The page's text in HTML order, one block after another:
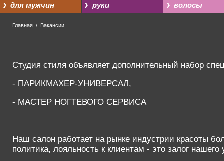
для мужчин руки волосы
Главная / Вакансии
Студия стиля объявляет дополнительный набор
- ПАРИКМАХЕР-УНИВЕРСАЛ,
- МАСТЕР НОГТЕВОГО СЕРВИСА
Наш салон работает на рынке индустрии красоты
политика, лояльность к клиентам - это залог нашего